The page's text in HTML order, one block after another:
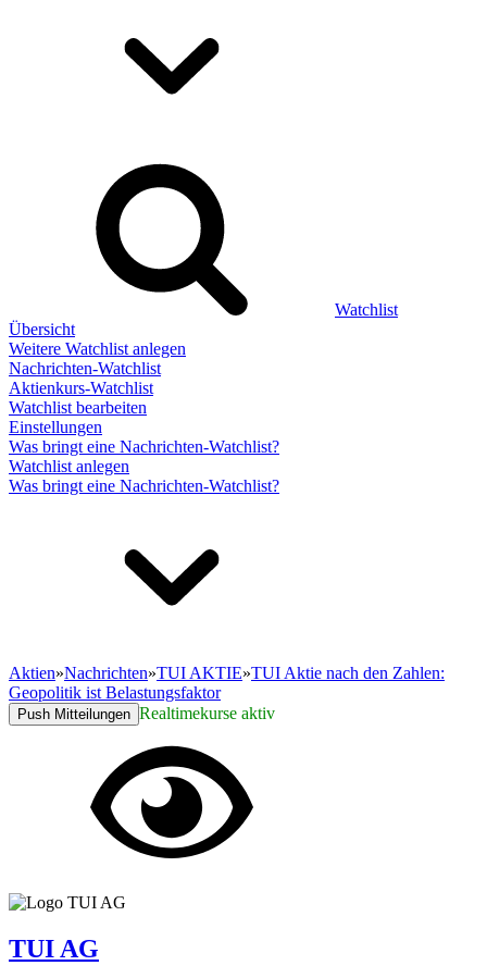
Watchlist
Übersicht
Weitere Watchlist anlegen
Nachrichten-Watchlist
Aktienkurs-Watchlist
Watchlist bearbeiten
Einstellungen
Was bringt eine Nachrichten-Watchlist?
Watchlist anlegen
Was bringt eine Nachrichten-Watchlist?
Aktien»Nachrichten»TUI AKTIE»TUI Aktie nach den Zahlen:
Geopolitik ist Belastungsfaktor
Push Mitteilungen Realtimekurse aktiv
TUI AG